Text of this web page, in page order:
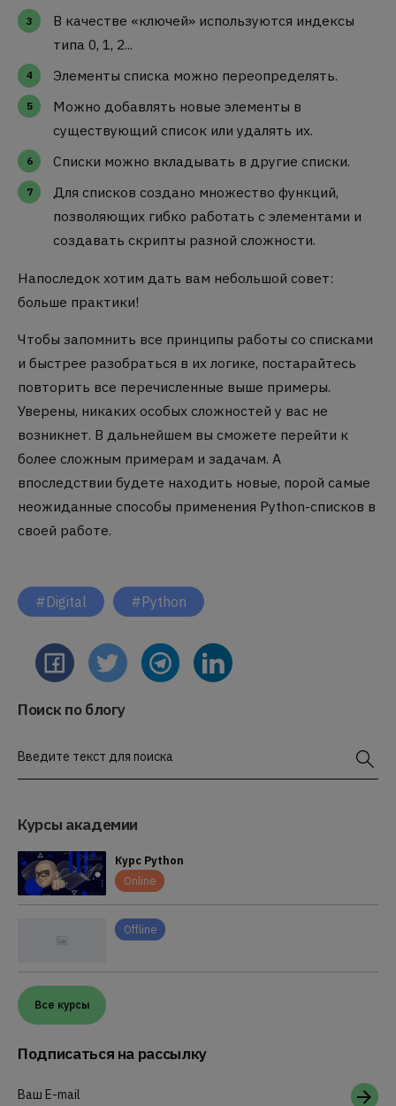
В качестве «ключей» используются индексы
типа 0, 1, 2...
Элементы списка можно переопределять.
Можно добавлять новые элементы в
существующий список или удалять их.
Списки можно вкладывать в другие списки.
Для списков создано множество функций,
позволяющих гибко работать с элементами и
создавать скрипты разной сложности.
Напоследок хотим дать вам небольшой совет:
больше практики!
Чтобы запомнить все принципы работы со списками
и быстрее разобраться в их логике, постарайтесь
повторить все перечисленные выше примеры.
Уверены, никаких особых сложностей у вас не
возникнет. В дальнейшем вы сможете перейти к
более сложным примерам и задачам. А
впоследствии будете находить новые, порой самые
неожиданные способы применения Python-списков в
своей работе.
#Digital #Python
Поиск по блогу
Введите текст для поиска
Курсы академии
Курс Python
Online
Offline
Все курсы
Подписаться на рассылку
Ваш E-mail